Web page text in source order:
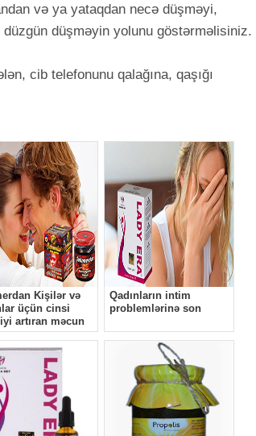
və ya yataqdan necə düşməyi,
düşməyin yolunu göstərməlisiniz.
cib telefonunu qalağına, qaşığı